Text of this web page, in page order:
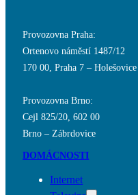
Provozovna Praha:
Ortenovo náměstí 1487/12
170 00, Praha 7 – Holešovice
Provozovna Brno:
Cejl 825/20, 602 00
Brno – Zábrdovice
DOMÁCNOSTI
Internet